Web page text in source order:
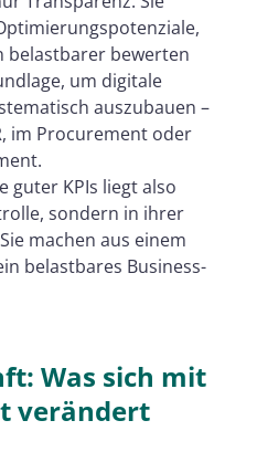
belastbarer bewerten
um digitale
auszubauen –
im Procurement oder
guter KPIs liegt also
sondern in ihrer
machen aus einem
belastbares Business-
Was sich mit
verändert